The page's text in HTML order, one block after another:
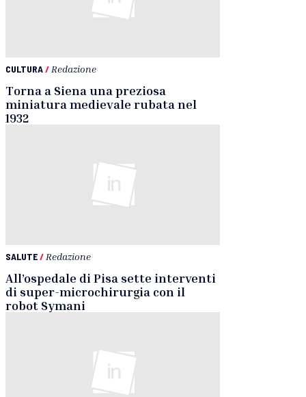
CULTURA/ Redazione
Torna a Siena una preziosa
miniatura medievale rubata nel
1932
SALUTE/ Redazione
All’ospedale di Pisa sette interventi
di super-microchirurgia con il
robot Symani